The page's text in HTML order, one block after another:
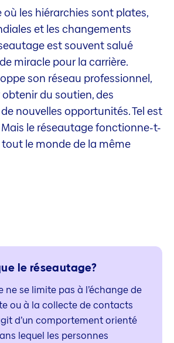
les hiérarchies sont plates,
et les changements
est souvent salué
miracle pour la carrière.
son réseau professionnel,
du soutien, des
nouvelles opportunités. Tel est
le réseautage fonctionne-t-
le monde de la même
le réseautage?
ne se limite pas à l’échange de
ou à la collecte de contacts
d’un comportement orienté
lequel les personnes